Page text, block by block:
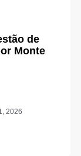
de
Monte
2026